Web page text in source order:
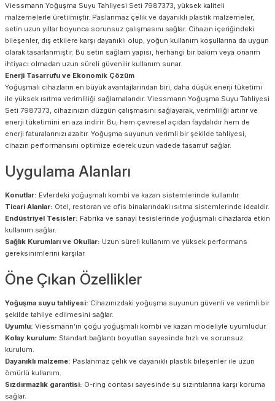
Viessmann Yoğuşma Suyu Tahliyesi Seti 7987373, yüksek kaliteli
malzemelerle üretilmiştir. Paslanmaz çelik ve dayanıklı plastik malzemeler,
setin uzun yıllar boyunca sorunsuz çalışmasını sağlar. Cihazın içeriğindeki
bileşenler, dış etkilere karşı dayanıklı olup, yoğun kullanım koşullarına da uygun
olarak tasarlanmıştır. Bu setin sağlam yapısı, herhangi bir bakım veya onarım
ihtiyacı olmadan uzun süreli güvenilir kullanım sunar.
Enerji Tasarrufu ve Ekonomik Çözüm
Yoğuşmalı cihazların en büyük avantajlarından biri, daha düşük enerji tüketimi
ile yüksek ısıtma verimliliği sağlamalarıdır. Viessmann Yoğuşma Suyu Tahliyesi
Seti 7987373, cihazınızın düzgün çalışmasını sağlayarak, verimliliği artırır ve
enerji tüketimini en aza indirir. Bu, hem çevresel açıdan faydalıdır hem de
enerji faturalarınızı azaltır. Yoğuşma suyunun verimli bir şekilde tahliyesi,
cihazın performansını optimize ederek uzun vadede tasarruf sağlar.
Uygulama Alanları
Konutlar: Evlerdeki yoğuşmalı kombi ve kazan sistemlerinde kullanılır.
Ticari Alanlar: Otel, restoran ve ofis binalarındaki ısıtma sistemlerinde idealdir.
Endüstriyel Tesisler: Fabrika ve sanayi tesislerinde yoğuşmalı cihazlarda etkin
kullanım sağlar.
Sağlık Kurumları ve Okullar: Uzun süreli kullanım ve yüksek performans
gereksinimlerini karşılar.
Öne Çıkan Özellikler
Yoğuşma suyu tahliyesi: Cihazınızdaki yoğuşma suyunun güvenli ve verimli bir
şekilde tahliye edilmesini sağlar.
Uyumlu: Viessmann’ın çoğu yoğuşmalı kombi ve kazan modeliyle uyumludur.
Kolay kurulum: Standart bağlantı boyutları sayesinde hızlı ve sorunsuz
kurulum.
Dayanıklı malzeme: Paslanmaz çelik ve dayanıklı plastik bileşenler ile uzun
ömürlü kullanım.
Sızdırmazlık garantisi: O-ring contası sayesinde su sızıntılarına karşı koruma
sağlar.